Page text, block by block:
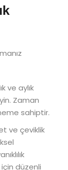
ve aylık
Zaman
sahiptir.
ve çeviklik
için düzenli